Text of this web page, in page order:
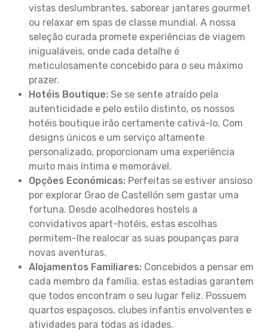
vistas deslumbrantes, saborear jantares gourmet
ou relaxar em spas de classe mundial. A nossa
seleção curada promete experiências de viagem
inigualáveis, onde cada detalhe é
meticulosamente concebido para o seu máximo
prazer.
Hotéis Boutique: Se se sente atraído pela
autenticidade e pelo estilo distinto, os nossos
hotéis boutique irão certamente cativá-lo. Com
designs únicos e um serviço altamente
personalizado, proporcionam uma experiência
muito mais íntima e memorável.
Opções Económicas: Perfeitas se estiver ansioso
por explorar Grao de Castellón sem gastar uma
fortuna. Desde acolhedores hostels a
convidativos apart-hotéis, estas escolhas
permitem-lhe realocar as suas poupanças para
novas aventuras.
Alojamentos Familiares: Concebidos a pensar em
cada membro da família, estas estadias garantem
que todos encontram o seu lugar feliz. Possuem
quartos espaçosos, clubes infantis envolventes e
atividades para todas as idades.